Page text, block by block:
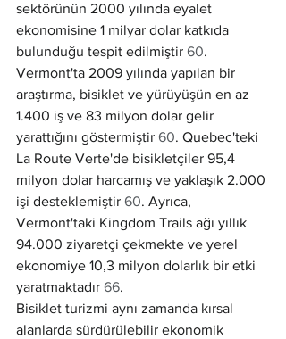
sektörünün 2000 yılında eyalet
ekonomisine 1 milyar dolar katkıda
bulunduğu tespit edilmiştir 60.
Vermont'ta 2009 yılında yapılan bir
araştırma, bisiklet ve yürüyüşün en az
1.400 iş ve 83 milyon dolar gelir
yarattığını göstermiştir 60. Quebec'teki
La Route Verte'de bisikletçiler 95,4
milyon dolar harcamış ve yaklaşık 2.000
işi desteklemiştir 60. Ayrıca,
Vermont'taki Kingdom Trails ağı yıllık
94.000 ziyaretçi çekmekte ve yerel
ekonomiye 10,3 milyon dolarlık bir etki
yaratmaktadır 66.
Bisiklet turizmi aynı zamanda kırsal
alanlarda sürdürülebilir ekonomik